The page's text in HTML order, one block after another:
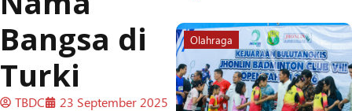
Bangsa di
Turki
TBDC 23 September 2025
Olahraga